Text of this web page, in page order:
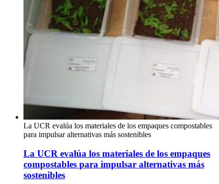
La UCR evalúa los materiales de los empaques compostables
para impulsar alternativas más sostenibles
La UCR evalúa los materiales de los empaques
compostables para impulsar alternativas más
sostenibles